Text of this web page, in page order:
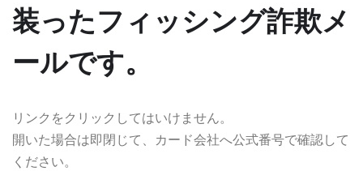
装ったフィッシング詐欺メ
ールです。
リンクをクリックしてはいけません。
開いた場合は即閉じて、カード会社へ公式番号で確認して
ください。